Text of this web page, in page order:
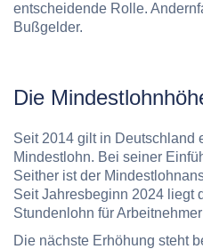
entscheidende Rolle.
Bußgelder.
Die
Seit 2014 gilt in Deutschland
Mindestlohn. Bei seiner
Seither ist der
Seit Jahresbeginn 2024 liegt
Stundenlohn für
Die nächste Erhöhung steht